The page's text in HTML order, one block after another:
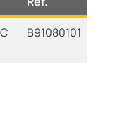
B91080101